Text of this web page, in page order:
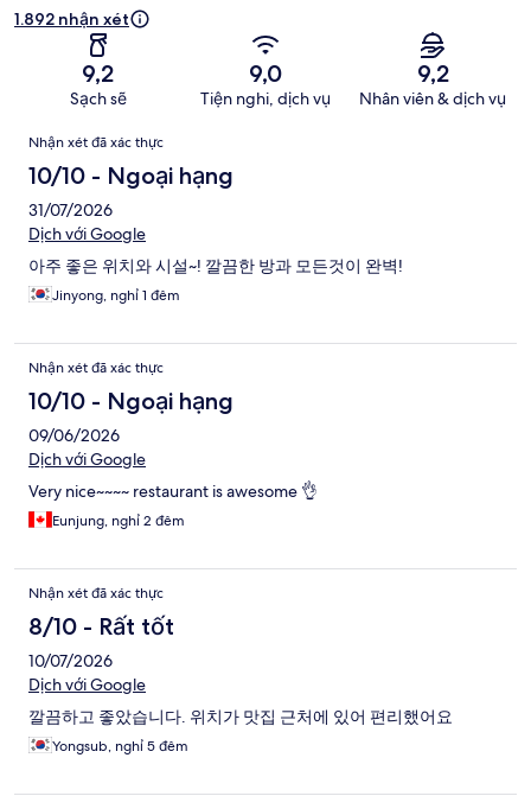
1.892 nhận xét
9,2
Sạch sẽ
9,0
Tiện nghi, dịch vụ
9,2
Nhân viên & dịch vụ
Nhận
xét
Nhận xét đã xác thực
10/10 - Ngoại hạng
31/07/2026
Dịch với Google
아주 좋은 위치와 시설~! 깔끔한 방과 모든것이 완벽!
Jinyong, nghỉ 1 đêm
Nhận xét đã xác thực
10/10 - Ngoại hạng
09/06/2026
Dịch với Google
Very nice~~~~ restaurant is awesome 👌
Eunjung, nghỉ 2 đêm
Nhận xét đã xác thực
8/10 - Rất tốt
10/07/2026
Dịch với Google
깔끔하고 좋았습니다. 위치가 맛집 근처에 있어 편리했어요
Yongsub, nghỉ 5 đêm